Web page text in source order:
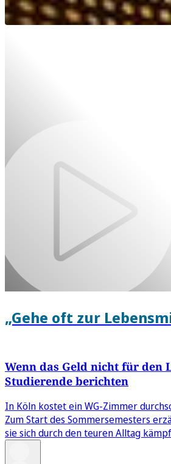
„Gehe oft zur
Wenn das Geld nicht für den
Studierende berichten
In Köln kostet ein WG-Zimmer
Zum Start des Sommersemesters
sie sich durch den teuren Alltag